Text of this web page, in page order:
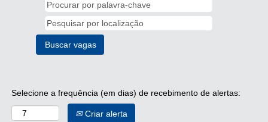
Selecione a frequência (em dias) de recebimento de alertas:
Criar alerta